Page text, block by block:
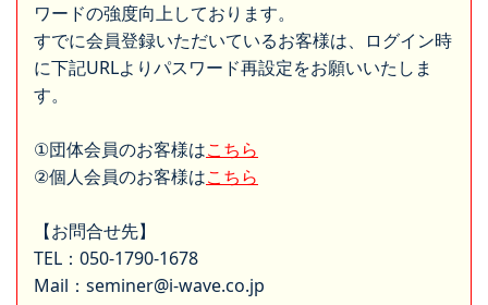
ワードの強度向上しております。
すでに会員登録いただいているお客様は、ログイン時
に下記URLよりパスワード再設定をお願いいたしま
す。
①団体会員のお客様はこちら
②個人会員のお客様はこちら
【お問合せ先】
TEL：050-1790-1678
Mail：seminer@i-wave.co.jp